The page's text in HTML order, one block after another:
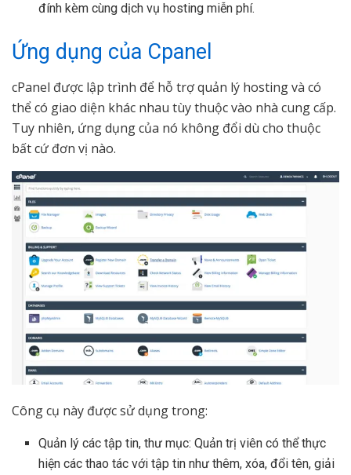
đính kèm cùng dịch vụ hosting miễn phí.
Ứng dụng của Cpanel
cPanel được lập trình để hỗ trợ quản lý hosting và có
thể có giao diện khác nhau tùy thuộc vào nhà cung cấp.
Tuy nhiên, ứng dụng của nó không đổi dù cho thuộc
bất cứ đơn vị nào.
Công cụ này được sử dụng trong:
Quản lý các tập tin, thư mục: Quản trị viên có thể thực
hiện các thao tác với tập tin như thêm, xóa, đổi tên, giải